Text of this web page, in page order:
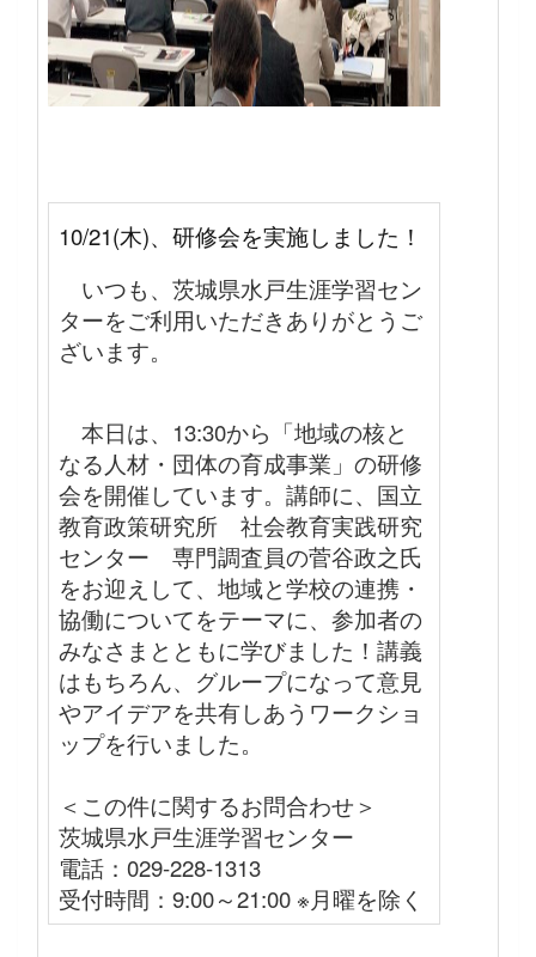
10/21(木)、研修会を実施しました！
いつも、茨城県水戸生涯学習セン
ターをご利用いただきありがとうご
ざいます。
本日は、13:30から「地域の核と
なる人材・団体の育成事業」の研修
会を開催しています。 講師に、国立
教育政策研究所 社会教育実践研究
センター 専門調査員の菅谷政之氏
をお迎えして、地域と学校の連携・
協働についてをテーマに、参加者の
みなさまとともに学びました！講義
はもちろん、グループになって意見
やアイデアを共有しあうワークショ
ップを行いました。
＜この件に関するお問合わせ＞
茨城県水戸生涯学習センター
電話：029-228-1313
受付時間：9:00～21:00 ※月曜を除く